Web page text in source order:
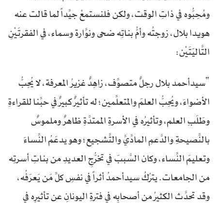
ومُحِبُّوه في ذاتِ الوقت، ولكن فلنستمعْ جيِّداً لما قالت عنه
هويدا بلال، زوجتُه وأمُّ بناتِه ضحى ونوَّارة وسماء، في الفقرتَيْنِ
التَّاليّتَيْن:
“سيدأحمد بلال رجلٌ متصوِّف، زاهِدٌ غزيرُ المعرفة، لا يُحِبُّ
الأضواءَ، ويُحِبُّ العلمَ والمتعلِّمين؛ له تأثيرٌ كبيرٌ في حبِّنا للقراءةِ
وطَلَبِ العلم، وتأثيرُه في الأسرةِ الممتدَّةِ ظاهرٌ وملموسٌ
بالنَّصيحةِ والدَّعمِ المادِّيِّ والتَّشجيع؛ وهو يدعَمُ النِّساءَ
وتعليمَ النِّساء، وكان السَّببَ في تخرُّجِ العديدِ من بناتِ أسرتِه
من الجامعات. يترُكُ سيدأحمدُ أثراً في نفسِ كلِّ مَن يَعرَفُه،
وقد تحدَّث الكثيرُ من أصحابِه في فترةِ اليونانِ عن تأثيرِه في